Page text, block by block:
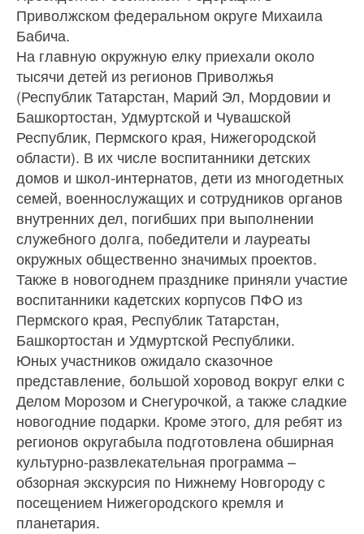
Приволжском федеральном округе Михаила
Бабича.
На главную окружную елку приехали около
тысячи детей из регионов Приволжья
(Республик Татарстан, Марий Эл, Мордовии и
Башкортостан, Удмуртской и Чувашской
Республик, Пермского края, Нижегородской
области). В их числе воспитанники детских
домов и школ-интернатов, дети из многодетных
семей, военнослужащих и сотрудников органов
внутренних дел, погибших при выполнении
служебного долга, победители и лауреаты
окружных общественно значимых проектов.
Также в новогоднем празднике приняли участие
воспитанники кадетских корпусов ПФО из
Пермского края, Республик Татарстан,
Башкортостан и Удмуртской Республики.
Юных участников ожидало сказочное
представление, большой хоровод вокруг елки с
Делом Морозом и Снегурочкой, а также сладкие
новогодние подарки. Кроме этого, для ребят из
регионов округабыла подготовлена обширная
культурно-развлекательная программа –
обзорная экскурсия по Нижнему Новгороду с
посещением Нижегородского кремля и
планетария.